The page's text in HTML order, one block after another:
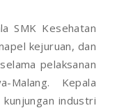
SMK Kesehatan
kejuruan, dan
pelaksanan
Malang. Kepala
industri